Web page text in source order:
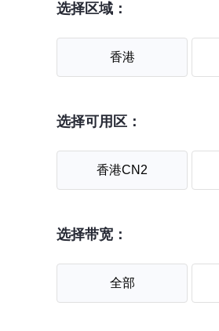
选择区域：
香港
选择可用区：
香港CN2
选择带宽：
全部